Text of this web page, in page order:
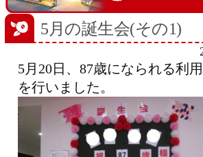
ツ
へ
ス
5月の誕生会(その1)
5月20日、87歳になられる利
を行いました。